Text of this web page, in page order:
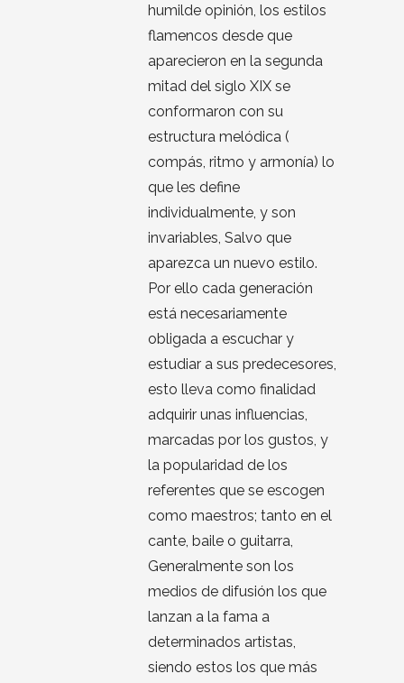
humilde opinión, los estilos
flamencos desde que
aparecieron en la segunda
mitad del siglo XIX se
conformaron con su
estructura melódica (
compás, ritmo y armonía) lo
que les define
individualmente, y son
invariables, Salvo que
aparezca un nuevo estilo.
Por ello cada generación
está necesariamente
obligada a escuchar y
estudiar a sus predecesores,
esto lleva como finalidad
adquirir unas influencias,
marcadas por los gustos, y
la popularidad de los
referentes que se escogen
como maestros; tanto en el
cante, baile o guitarra,
Generalmente son los
medios de difusión los que
lanzan a la fama a
determinados artistas,
siendo estos los que más